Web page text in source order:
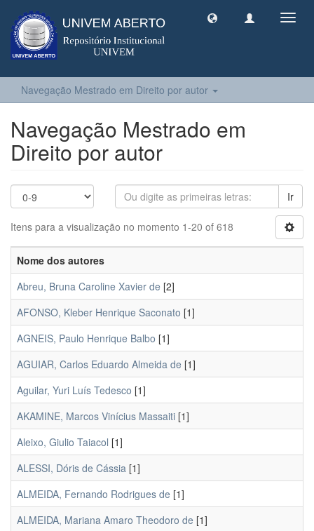
Navegação Mestrado em Direito por autor
Navegação Mestrado em
Direito por autor
Ir
Itens para a visualização no momento 1-20 of 618
Nome dos autores
Abreu, Bruna Caroline Xavier de [2]
AFONSO, Kleber Henrique Saconato [1]
AGNEIS, Paulo Henrique Balbo [1]
AGUIAR, Carlos Eduardo Almeida de [1]
Aguilar, Yuri Luís Tedesco [1]
AKAMINE, Marcos Vinícius Massaiti [1]
Aleixo, Giulio Taiacol [1]
ALESSI, Dóris de Cássia [1]
ALMEIDA, Fernando Rodrigues de [1]
ALMEIDA, Mariana Amaro Theodoro de [1]